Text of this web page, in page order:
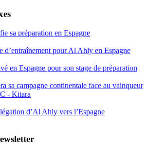
sa préparation en Espagne
d’entraînement pour Al Ahly en Espagne
en Espagne pour son stage de préparation
sa campagne continentale face au vainqueur
- Kitara
d’Al Ahly vers l’Espagne